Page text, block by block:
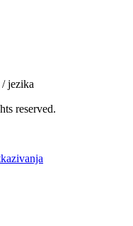
jezika
reserved.